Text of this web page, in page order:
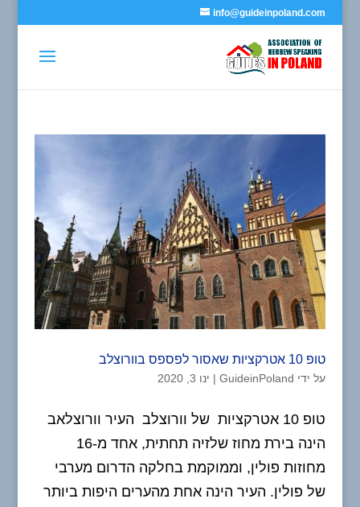
info@guideinpoland.com
טופ 10 אטרקציות שאסור לפספס בוורוצלב
על ידי GuideinPoland
| ינו 3, 2020
טופ 10 אטרקציות של וורוצלב העיר וורוצלאב
הינה בירת מחוז שלזיה תחתית, אחד מ-16
מחוזות פולין, וממוקמת בחלקה הדרום מערבי
של פולין. העיר הינה אחת מהערים היפות ביותר